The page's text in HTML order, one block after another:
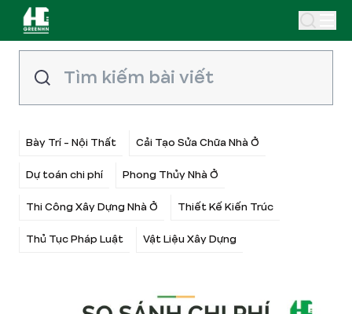
Bày Trí - Nội Thất Cải Tạo Sửa Chữa Nhà Ở
Dự toán chi phí Phong Thủy Nhà Ở
Thi Công Xây Dựng Nhà Ở Thiết Kế Kiến Trúc
Thủ Tục Pháp Luật Vật Liệu Xây Dựng